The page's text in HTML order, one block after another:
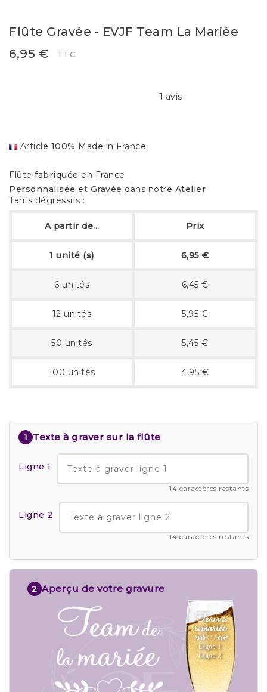
Flûte Gravée - EVJF Team La Mariée
6,95 €
TTC
1 avis
Article 100% Made in France
Flûte fabriquée en France
Personnalisée et Gravée dans notre Atelier
Tarifs dégressifs :
A partir de... Prix
1 unité (s) 6,95 €
6 unités 6,45 €
12 unités 5,95 €
50 unités 5,45 €
100 unités 4,95 €
1 Texte à graver sur la flûte
Ligne 1
14 caractères restants
Ligne 2
14 caractères restants
2 Aperçu de votre gravure